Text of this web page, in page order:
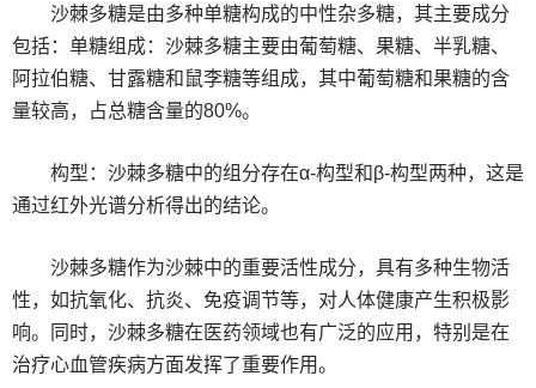
沙棘多糖是由多种单糖构成的中性杂多糖，其主要成分
包括：单糖组成‌：沙棘多糖主要由葡萄糖、果糖、半乳糖、
阿拉伯糖、甘露糖和鼠李糖等组成，其中葡萄糖和果糖的含
量较高，占总糖含量的80%。
‌构型‌：沙棘多糖中的组分存在α-构型和β-构型两种，这是
通过红外光谱分析得出的结论。
沙棘多糖作为沙棘中的重要活性成分，具有多种生物活
性，如抗氧化、抗炎、免疫调节等，对人体健康产生积极影
响。同时，沙棘多糖在医药领域也有广泛的应用，特别是在
治疗心血管疾病方面发挥了重要作用。